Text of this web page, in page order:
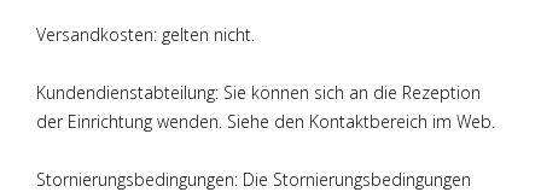
Versandkosten: gelten nicht.
Kundendienstabteilung: Sie können sich an die Rezeption
der Einrichtung wenden. Siehe den Kontaktbereich im Web.
Stornierungsbedingungen: Die Stornierungsbedingungen